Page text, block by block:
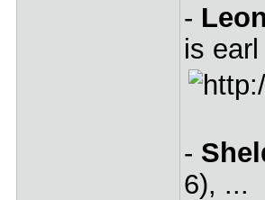
-
is
-
6), ...